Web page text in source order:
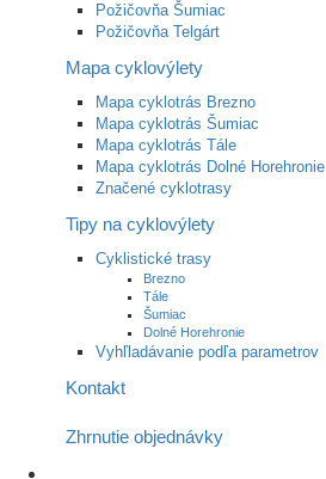
Požičovňa Šumiac
Požičovňa Telgárt
Mapa cyklovýlety
Mapa cyklotrás Brezno
Mapa cyklotrás Šumiac
Mapa cyklotrás Tále
Mapa cyklotrás Dolné Horehronie
Značené cyklotrasy
Tipy na cyklovýlety
Cyklistické trasy
Brezno
Tále
Šumiac
Dolné Horehronie
Vyhľladávanie podľa parametrov
Kontakt
Zhrnutie objednávky